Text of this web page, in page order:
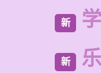
新
新